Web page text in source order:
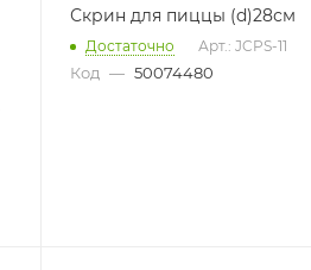
Скрин для пиццы (d)28см
Достаточно Арт.: JCPS-11
Код — 50074480